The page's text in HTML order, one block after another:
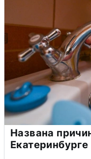
Названа
Екатеринбурге